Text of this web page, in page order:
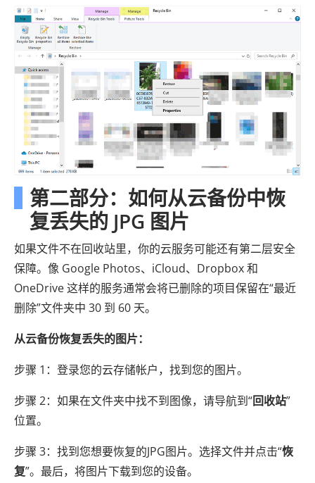
第二部分：如何从云备份中恢
复丢失的 JPG 图片
如果文件不在回收站里，你的云服务可能还有第二层安全
保障。像 Google Photos、iCloud、Dropbox 和
OneDrive 这样的服务通常会将已删除的项目保留在“最近
删除”文件夹中 30 到 60 天。
从云备份恢复丢失的图片：
步骤 1：登录您的云存储帐户，找到您的图片。
步骤 2：如果在文件夹中找不到图像，请导航到“回收站”
位置。
步骤 3：找到您想要恢复的JPG图片。选择文件并点击“恢
复”。最后，将图片下载到您的设备。